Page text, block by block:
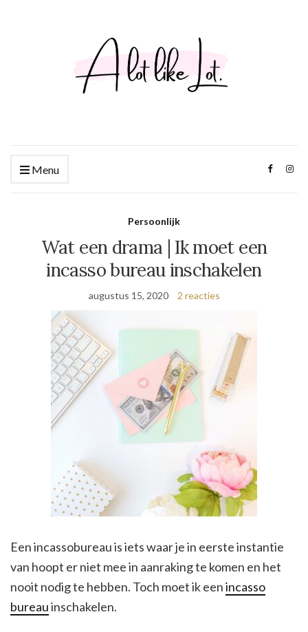
Menu
Persoonlijk
Wat een drama | Ik moet een
incasso bureau inschakelen
augustus 15, 2020 2 reacties
Een incassobureau is iets waar je in eerste instantie
van hoopt er niet mee in aanraking te komen en het
nooit nodig te hebben. Toch moet ik eenincasso
bureauinschakelen.